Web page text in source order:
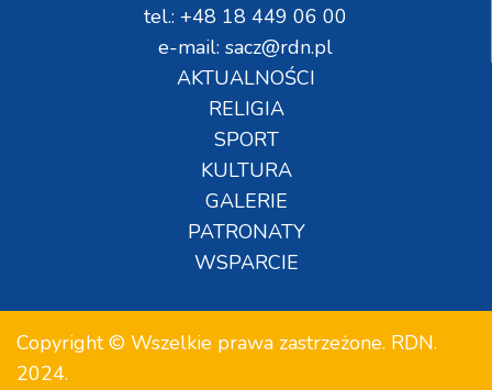
tel.: +48 18 449 06 00
e-mail: sacz@rdn.pl
AKTUALNOŚCI
RELIGIA
SPORT
KULTURA
GALERIE
PATRONATY
WSPARCIE
Copyright © Wszelkie prawa zastrzeżone. RDN.
2024.